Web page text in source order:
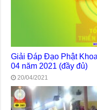
Giải Đáp Đạo Phật
04 năm 2021 (đầy đủ)
20/04/2021